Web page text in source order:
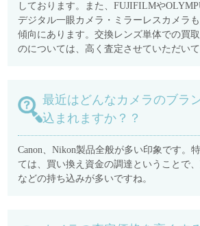
しております。また、FUJIFILMや
デジタル一眼カメラ・ミラーレスカメラ
傾向にあります。交換レンズ単体での買
のについては、高く査定させていただいて
最近はどんなカメラのブラ
込まれますか？？
Canon、Nikon製品全般が多い印象です。
ては、買い換え資金の調達ということで
などの持ち込みが多いですね。